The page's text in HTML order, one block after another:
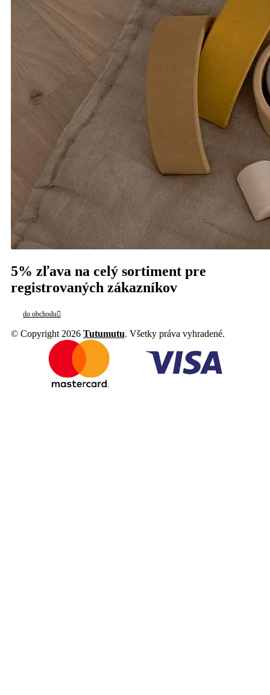
5% zľava na celý sortiment pre
registrovaných zákazníkov
do obchodu
© Copyright 2026 Tutumutu. Všetky práva vyhradené.